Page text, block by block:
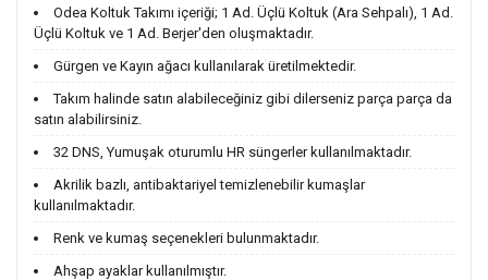
Odea Koltuk Takımı içeriği; 1 Ad. Üçlü Koltuk (Ara Sehpalı), 1 Ad.
Üçlü Koltuk ve 1 Ad. Berjer'den oluşmaktadır.
Gürgen ve Kayın ağacı kullanılarak üretilmektedir.
Takım halinde satın alabileceğiniz gibi dilerseniz parça parça da
satın alabilirsiniz.
32 DNS, Yumuşak oturumlu HR süngerler kullanılmaktadır.
Akrilik bazlı, antibaktariyel temizlenebilir kumaşlar
kullanılmaktadır.
Renk ve kumaş seçenekleri bulunmaktadır.
Ahşap ayaklar kullanılmıştır.